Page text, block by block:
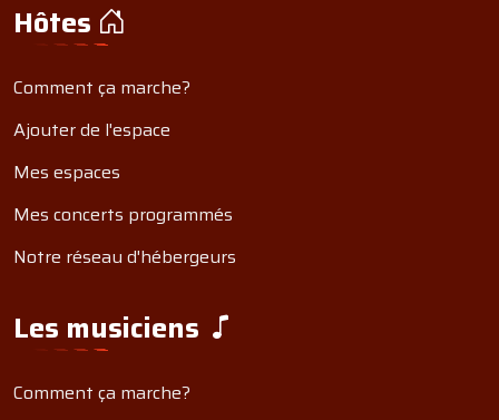
Hôtes
Comment ça marche?
Ajouter de l'espace
Mes espaces
Mes concerts programmés
Notre réseau d'hébergeurs
Les musiciens
Comment ça marche?